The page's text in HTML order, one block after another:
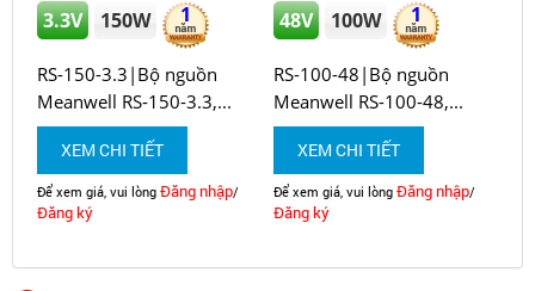
3.3V 150W 1
RS-150-3.3|Bộ nguồn
Meanwell RS-150-3.3,...
XEM CHI TIẾT
Để xem giá, vui lòng Đăng nhập/
Đăng ký
48V 100W 1
RS-100-48|Bộ nguồn
Meanwell RS-100-48,...
XEM CHI TIẾT
Để xem giá, vui lòng Đăng nhập/
Đăng ký